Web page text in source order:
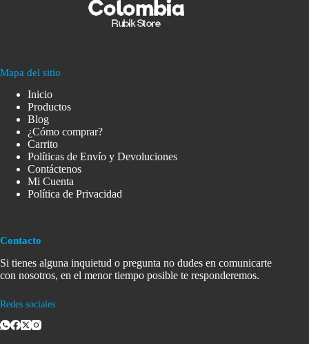
Mapa del sitio
Inicio
Productos
Blog
¿Cómo comprar?
Carrito
Políticas de Envío y Devoluciones
Contáctenos
Mi Cuenta
Política de Privacidad
Contacto
Si tienes alguna inquietud o pregunta no dudes en comunicarte
con nosotros, en el menor tiempo posible te responderemos.
Redes sociales